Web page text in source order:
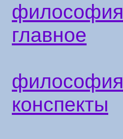
философия
главное
философия
конспекты